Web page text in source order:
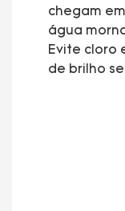
chegam
água
Evite cloro
de brilho